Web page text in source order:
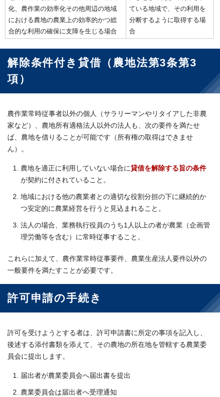
化、農作業の効率化その他周辺の地域
における農地の農業上の効率的かつ総
合的な利用の確保に支障を生じる場合
ている地域で、その利用を
分断するように取得する場
合
解除条件付き貸借（農地法第3条第3
項）
農作業常時従事者以外の個人（サラリーマンやリタイアした非農
家など）、農地所有適格法人以外の法人も、次の要件を満たせ
ば、農地を借りることが可能です（所有権の取得はできませ
ん）。
農地を適正に利用していない場合に貸借を解除する旨の条件
が契約に付されていること。
地域における他の農業者との適切な役割分担の下に継続的か
つ安定的に農業経営を行うと見込まれること。
法人の場合、業務執行役員のうち1人以上の者が農業（企画管
理労働等を含む）に常時従事すること。
これらに加えて、農作業常時従事要件、農業生産法人要件以外の
一般要件を満たすことが必要です。
許可申請の手続き
許可を受けようとする者は、許可申請書に所定の事項を記入し、
後述する添付書類を添えて、その農地の所在地を管轄する農業委
員会に提出します。
届出者が農業委員会へ届出書を提出
農業委員会は届出者へ受理通知